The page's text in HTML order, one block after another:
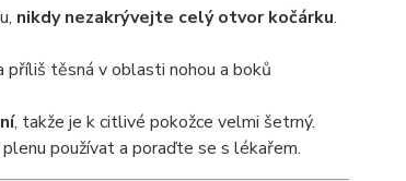
nikdy nezakrývejte celý otvor kočárku.
příliš těsná v oblasti nohou a boků
, takže je k citlivé pokožce velmi šetrný.
používat a poraďte se s lékařem.